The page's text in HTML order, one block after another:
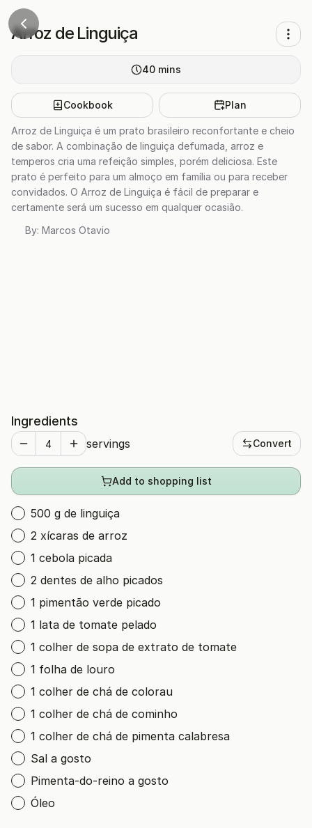
Arroz de Linguiça
40 mins
Cookbook Plan
Arroz de Linguiça é um prato brasileiro reconfortante e cheio
de sabor. A combinação de linguiça defumada, arroz e
temperos cria uma refeição simples, porém deliciosa. Este
prato é perfeito para um almoço em família ou para receber
convidados. O Arroz de Linguiça é fácil de preparar e
certamente será um sucesso em qualquer ocasião.
By: Marcos Otavio
Ingredients
servings Convert
Add to shopping list
500 g de linguiça
2 xícaras de arroz
1 cebola picada
2 dentes de alho picados
1 pimentão verde picado
1 lata de tomate pelado
1 colher de sopa de extrato de tomate
1 folha de louro
1 colher de chá de colorau
1 colher de chá de cominho
1 colher de chá de pimenta calabresa
Sal a gosto
Pimenta-do-reino a gosto
Óleo